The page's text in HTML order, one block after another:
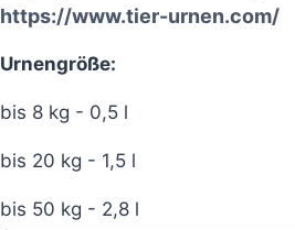
https://www.tier-urnen.com/
Urnengröße:
bis 8 kg - 0,5 l
bis 20 kg - 1,5 l
bis 50 kg - 2,8 l